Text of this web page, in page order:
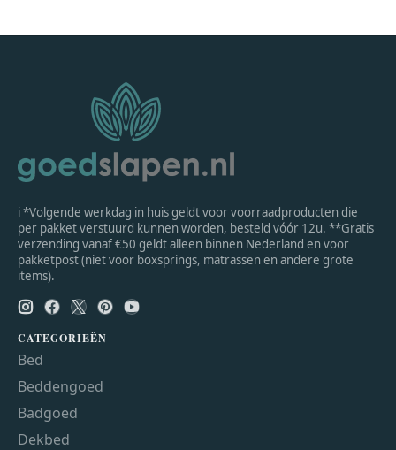
ℹ *Volgende werkdag in huis geldt voor voorraadproducten die
per pakket verstuurd kunnen worden, besteld vóór 12u. **Gratis
verzending vanaf €50 geldt alleen binnen Nederland en voor
pakketpost (niet voor boxsprings, matrassen en andere grote
items).
CATEGORIEËN
Bed
Beddengoed
Badgoed
Dekbed